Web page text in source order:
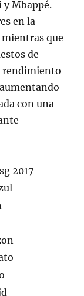
y Mbappé.
en la
mientras que
de
rendimiento
con una